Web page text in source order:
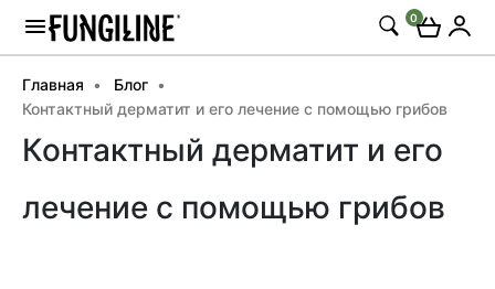
0
Главная
Блог
Контактный дерматит и его лечение с помощью грибов
Контактный дерматит и его
лечение с помощью грибов